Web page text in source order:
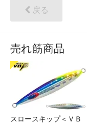
戻る
売れ筋商品
スロースキップ＜ＶＢ